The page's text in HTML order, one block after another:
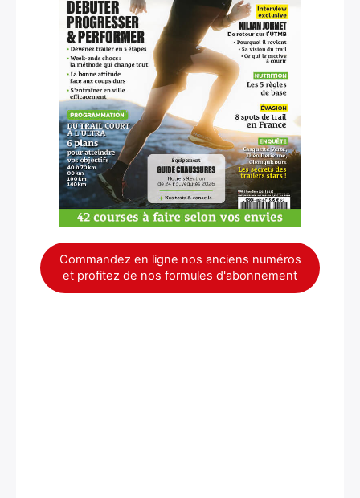
Commandez en ligne nos anciens numéros
et profitez de nos formules d'abonnement